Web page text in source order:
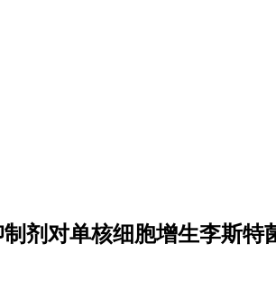
剂对单核细胞增生李斯特